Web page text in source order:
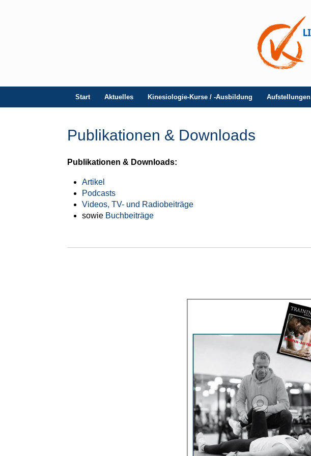
Start Aktuelles Kinesiologie-Kurse / -Ausbildung Aufstellungen
Publikationen & Downloads
Publikationen & Downloads:
Artikel
Podcasts
Videos, TV- und Radiobeiträge
sowie Buchbeiträge